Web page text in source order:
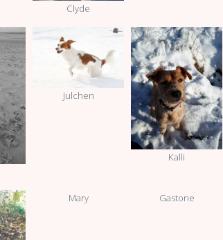
Clyde
Julchen
Kalli
Mary Gastone